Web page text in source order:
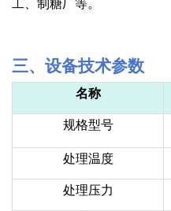
工、 制糖厂等。
三、 设备技术参数
名称
规格型号
处理温度
处理压力